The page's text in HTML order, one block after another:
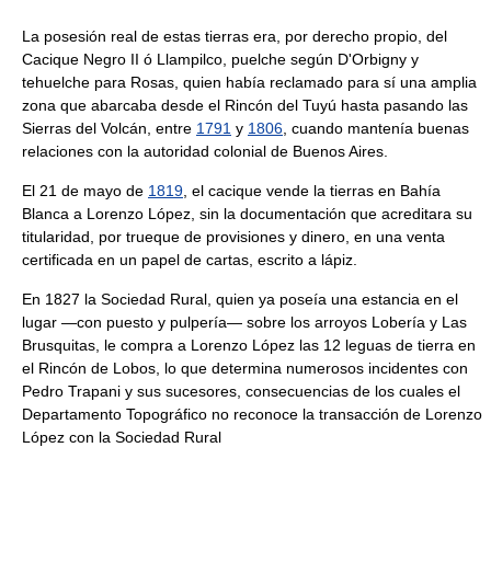
La posesión real de estas tierras era, por derecho propio, del
Cacique Negro II ó Llampilco, puelche según D'Orbigny y
tehuelche para Rosas, quien había reclamado para sí una amplia
zona que abarcaba desde el Rincón del Tuyú hasta pasando las
Sierras del Volcán, entre 1791 y 1806 , cuando mantenía buenas
relaciones con la autoridad colonial de Buenos Aires.
El 21 de mayo de 1819 , el cacique vende la tierras en Bahía
Blanca a Lorenzo López, sin la documentación que acreditara su
titularidad, por trueque de provisiones y dinero, en una venta
certificada en un papel de cartas, escrito a lápiz.
En 1827 la Sociedad Rural, quien ya poseía una estancia en el
lugar —con puesto y pulpería— sobre los arroyos Lobería y Las
Brusquitas, le compra a Lorenzo López las 12 leguas de tierra en
el Rincón de Lobos, lo que determina numerosos incidentes con
Pedro Trapani y sus sucesores, consecuencias de los cuales el
Departamento Topográfico no reconoce la transacción de Lorenzo
López con la Sociedad Rural